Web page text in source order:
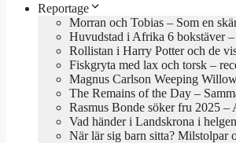
Reportage
Morran och Tobias – Som en
Huvudstad i Afrika 6 bokstäver
Rollistan i Harry Potter och de
Fiskgryta med lax och torsk –
Magnus Carlson Weeping
The Remains of the Day –
Rasmus Bonde söker fru 2025
Vad händer i Landskrona i
När lär sig barn sitta? Milstolpar